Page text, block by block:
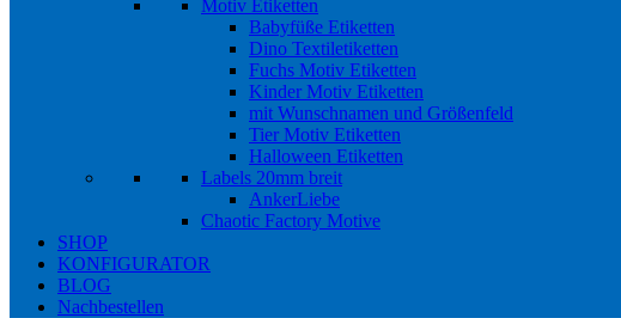
Motiv Etiketten
Babyfüße Etiketten
Dino Textiletiketten
Fuchs Motiv Etiketten
Kinder Motiv Etiketten
mit Wunschnamen und Größenfeld
Tier Motiv Etiketten
Halloween Etiketten
Labels 20mm breit
AnkerLiebe
Chaotic Factory Motive
SHOP
KONFIGURATOR
BLOG
Nachbestellen